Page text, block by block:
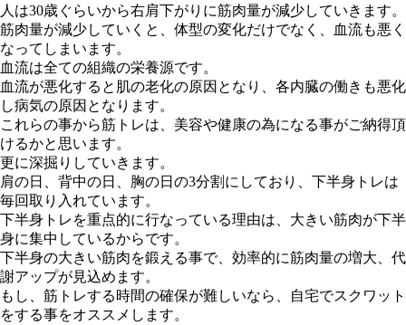
人は30歳ぐらいから右肩下がりに筋肉量が減少していきます。
筋肉量が減少していくと、体型の変化だけでなく、血流も悪く
なってしまいます。
血流は全ての組織の栄養源です。
血流が悪化すると肌の老化の原因となり、各内臓の働きも悪化
し病気の原因となります。
これらの事から筋トレは、美容や健康の為になる事がご納得頂
けるかと思います。
更に深掘りしていきます。
肩の日、背中の日、胸の日の3分割にしており、下半身トレは
毎回取り入れています。
下半身トレを重点的に行なっている理由は、大きい筋肉が下半
身に集中しているからです。
下半身の大きい筋肉を鍛える事で、効率的に筋肉量の増大、代
謝アップが見込めます。
もし、筋トレする時間の確保が難しいなら、自宅でスクワット
をする事をオススメします。